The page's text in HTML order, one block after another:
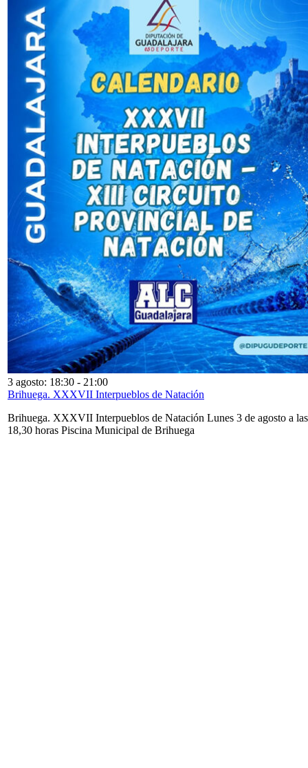
3 agosto: 18:30 - 21:00
Brihuega. XXXVII Interpueblos de Natación
Brihuega. XXXVII Interpueblos de Natación Lunes 3 de agosto a las
18,30 horas Piscina Municipal de Brihuega